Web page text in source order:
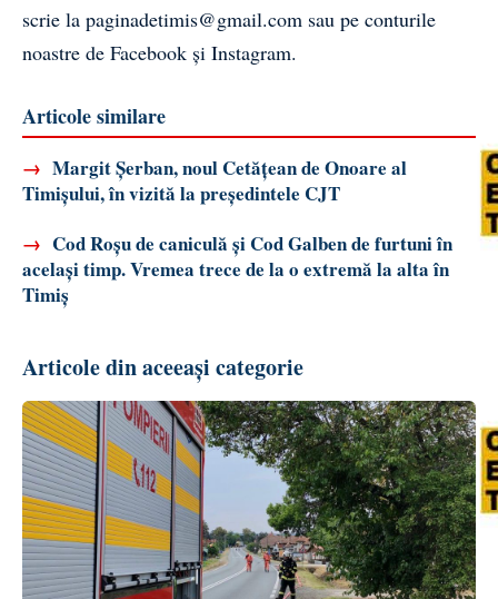
scrie la paginadetimis@gmail.com sau pe conturile
noastre de Facebook și Instagram.
Articole similare
→ Margit Șerban, noul Cetățean de Onoare al
Timișului, în vizită la președintele CJT
→ Cod Roșu de caniculă și Cod Galben de furtuni în
același timp. Vremea trece de la o extremă la alta în
Timiș
Articole din aceeași categorie